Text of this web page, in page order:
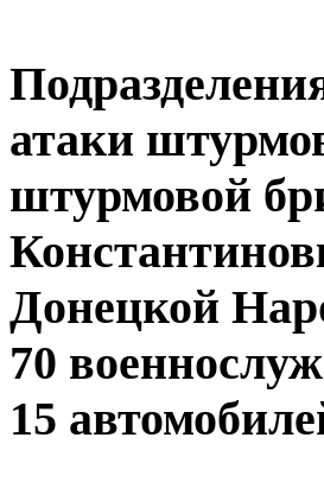
атаки
штурмовой
Донецкой
70
15